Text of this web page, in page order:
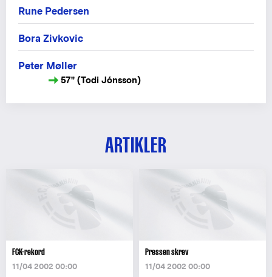
Rune Pedersen
Bora Zivkovic
Peter Møller
57" (Todi Jónsson)
ARTIKLER
FCK-rekord
11/04 2002 00:00
Pressen skrev
11/04 2002 00:00